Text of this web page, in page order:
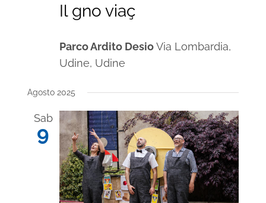
Il gno viaç
Parco Ardito DesioVia Lombardia,
Udine, Udine
Agosto 2025
Sab
9